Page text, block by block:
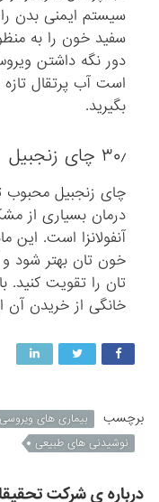
سیستم ایمنی بدن
سفید خون را به
دور نگه داشتن
است آب پرتقال
بگیرید.
۳۰٫ چای زنجبیل
چای زنجبیل محبوب
درمان بسیاری از
آنفولانزا است.
خون تان بهتر شود
تان را تقویت کنید.
خانگی از خریدن آن
برچسب بیماری های ویروسی
نوشیدنی های طبیعی
درباره ی شرکت